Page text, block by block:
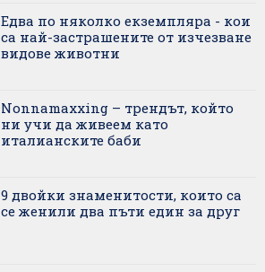
Едва по няколко екземпляра - кои
са най-застрашените от изчезване
видове животни
Nonnamaxxing – трендът, който
ни учи да живеем като
италианските баби
9 двойки знаменитости, които са
се женили два пъти един за друг